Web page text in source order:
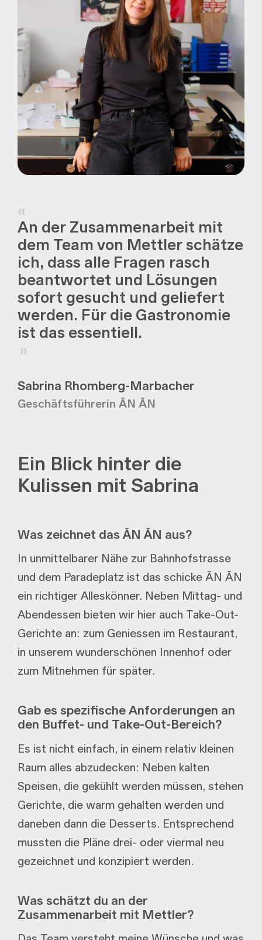
An der Zusammenarbeit mit
dem Team von Mettler schätze
ich, dass alle Fragen rasch
beantwortet und Lösungen
sofort gesucht und geliefert
werden. Für die Gastronomie
ist das essentiell.
Sabrina Rhomberg-Marbacher
Geschäftsführerin ĂN ĂN
Ein Blick hinter die
Kulissen mit Sabrina
Was zeichnet das ĂN ĂN aus?
In unmittelbarer Nähe zur Bahnhofstrasse
und dem Paradeplatz ist das schicke ĂN ĂN
ein richtiger Alleskönner. Neben Mittag- und
Abendessen bieten wir hier auch Take-Out-
Gerichte an: zum Geniessen im Restaurant,
in unserem wunderschönen Innenhof oder
zum Mitnehmen für später.
Gab es spezifische Anforderungen an
den Buffet- und Take-Out-Bereich?
Es ist nicht einfach, in einem relativ kleinen
Raum alles abzudecken: Neben kalten
Speisen, die gekühlt werden müssen, stehen
Gerichte, die warm gehalten werden und
daneben dann die Desserts. Entsprechend
mussten die Pläne drei- oder viermal neu
gezeichnet und konzipiert werden.
Was schätzt du an der
Zusammenarbeit mit Mettler?